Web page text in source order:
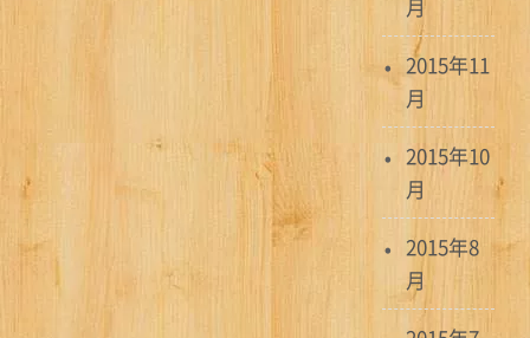
月
2015年11
月
2015年10
月
2015年8
月